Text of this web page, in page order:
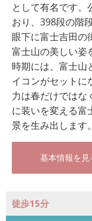
として有名です。
おり、398段の階
眼下に富士吉田の
富士山の美しい姿
時期には、富士山
イコンがセットに
力は春だけではな
に装いを変える富
景を生み出します。
基本情報を見
徒歩15分